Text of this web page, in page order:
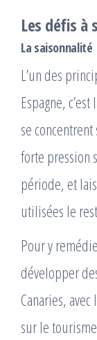
Les défis à
La saisonnalité
L’un des
Espagne,
se
forte pression
période, et
utilisées le
Pour y
développer
Canaries,
sur le